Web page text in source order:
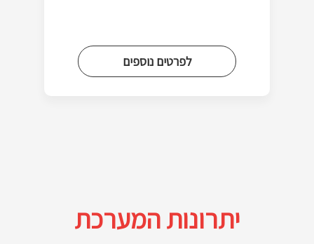
לפרטים נוספים
יתרונות המערכת